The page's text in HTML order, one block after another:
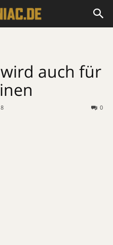
auch für
0